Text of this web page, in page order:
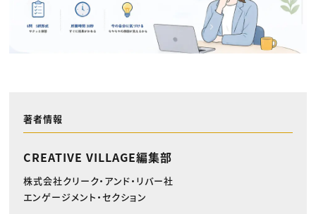
著者情報
CREATIVE VILLAGE編集部
株式会社クリーク・アンド・リバー社
エンゲージメント・セクション